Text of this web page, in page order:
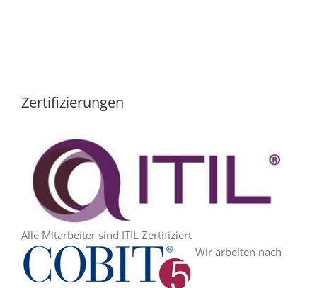
Zertifizierungen
Alle Mitarbeiter sind ITIL Zertifiziert
Wir arbeiten nach